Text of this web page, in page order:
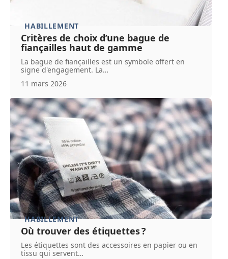
HABILLEMENT
Critères de choix d’une bague de
fiançailles haut de gamme
La bague de fiançailles est un symbole offert en
signe d'engagement. La…
11 mars 2026
HABILLEMENT
Où trouver des étiquettes ?
Les étiquettes sont des accessoires en papier ou en
tissu qui servent…